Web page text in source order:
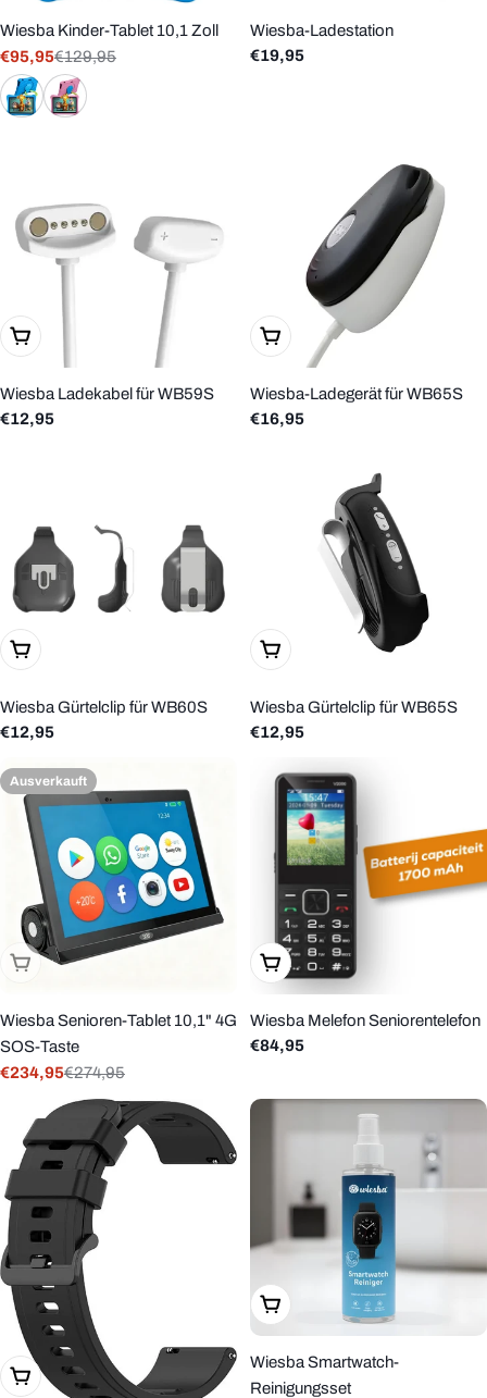
Wiesba Kinder-Tablet 10,1 Zoll
Verkaufspreis
€95,95
Regulärer
Preis
€129,95
Wiesba-Ladestation
Regulärer
€19,95
In Den Warenkorb Legen
Wiesba Ladekabel für WB59S
Regulärer
€12,95
In Den Warenkorb Legen
Wiesba-Ladegerät für WB65S
Regulärer
€16,95
In Den Warenkorb Legen
Wiesba Gürtelclip für WB60S
Regulärer
€12,95
In Den Warenkorb Legen
Wiesba Gürtelclip für WB65S
Regulärer
€12,95
Ausverkauft
Ausverkauft
Wiesba Senioren-Tablet 10,1" 4G
SOS-Taste
Verkaufspreis
€234,95
Regulärer€274,95
In Den Warenkorb Legen
Wiesba Melefon Seniorentelefon
Regulärer
€84,95
In Den Warenkorb Legen
In Den Warenkorb Legen
Wiesba Smartwatch-
Reinigungsset